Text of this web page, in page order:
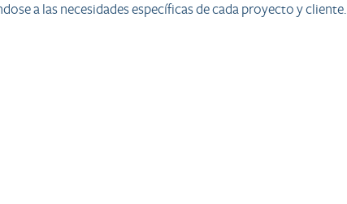
a las necesidades específicas de cada proyecto y cliente.